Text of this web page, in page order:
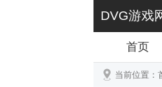
DVG游戏
首页
当前位置：